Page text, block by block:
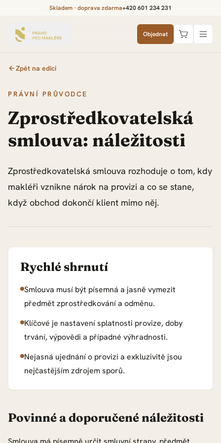
Skladem · doprava zdarma+420 601 234 231
Objednat
Zpět na edici
PRÁVNÍ PRŮVODCE
Zprostředkovatelská
smlouva: náležitosti
Zprostředkovatelská smlouva rozhoduje o tom, kdy
makléři vznikne nárok na provizi a co se stane,
když obchod dokončí klient mimo něj.
Rychlé shrnutí
Smlouva musí být písemná a jasně vymezit
předmět zprostředkování a odměnu.
Klíčové je nastavení splatnosti provize, doby
trvání, výpovědi a případné výhradnosti.
Nejasná ujednání o provizi a exkluzivitě jsou
nejčastějším zdrojem sporů.
Povinné a doporučené náležitosti